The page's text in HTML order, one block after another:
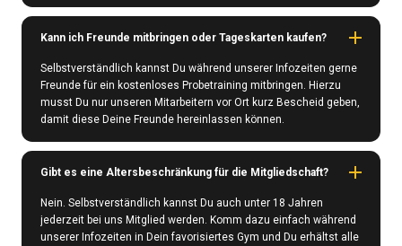
Kann ich Freunde mitbringen oder Tageskarten kaufen?
Selbstverständlich kannst Du während unserer Infozeiten gerne
Freunde für ein kostenloses Probetraining mitbringen. Hierzu
musst Du nur unseren Mitarbeitern vor Ort kurz Bescheid geben,
damit diese Deine Freunde hereinlassen können.
Gibt es eine Altersbeschränkung für die Mitgliedschaft?
Nein. Selbstverständlich kannst Du auch unter 18 Jahren
jederzeit bei uns Mitglied werden. Komm dazu einfach während
unserer Infozeiten in Dein favorisiertes Gym und Du erhältst alle